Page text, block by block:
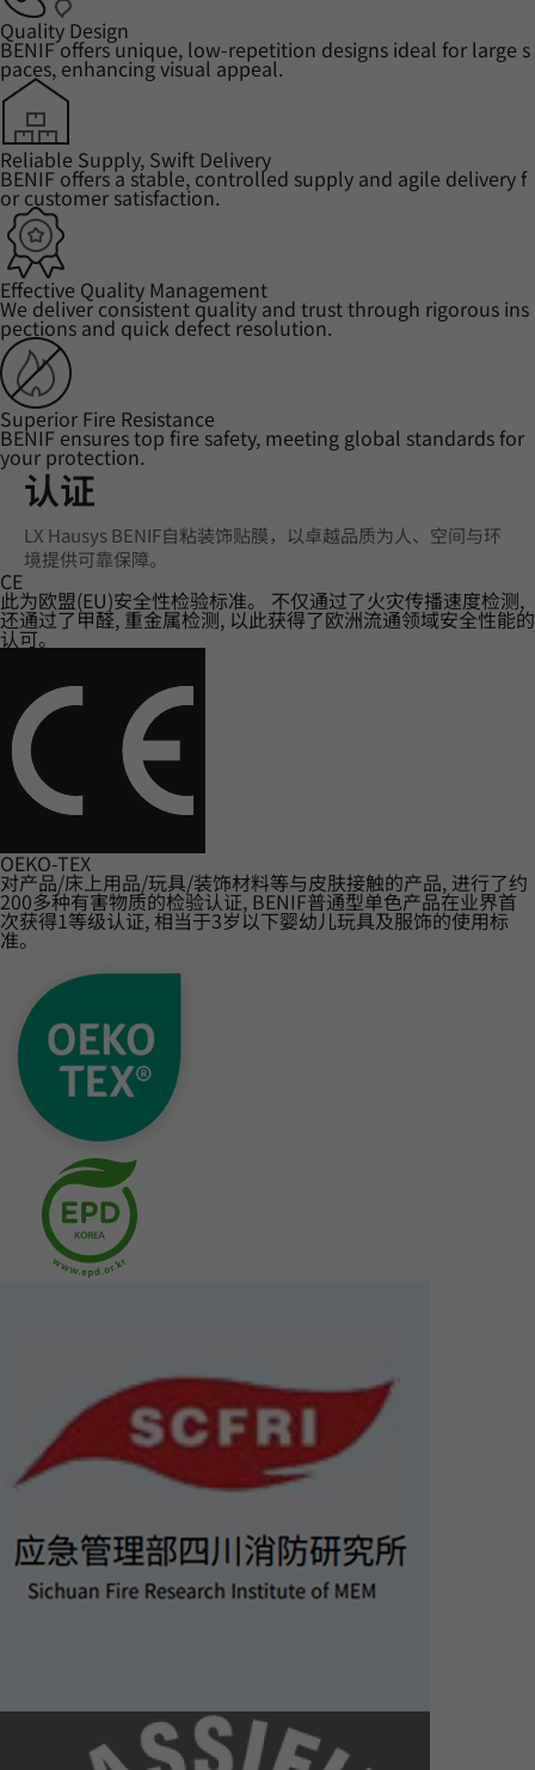
Quality Design
BENIF offers unique, low-repetition designs ideal for large s
paces, enhancing visual appeal.
Reliable Supply, Swift Delivery
BENIF offers a stable, controlled supply and agile delivery f
or customer satisfaction.
Effective Quality Management
We deliver consistent quality and trust through rigorous ins
pections and quick defect resolution.
Superior Fire Resistance
BENIF ensures top fire safety, meeting global standards for
your protection.
认证
LX Hausys BENIF自粘装饰贴膜，以卓越品质为人、空间与环
境提供可靠保障。
CE
此为欧盟(EU)安全性检验标准。 不仅通过了火灾传播速度检测,
还通过了甲醛, 重金属检测, 以此获得了欧洲流通领域安全性能的
认可。
OEKO-TEX
对产品/床上用品/玩具/装饰材料等与皮肤接触的产品, 进行了约
200多种有害物质的检验认证, BENIF普通型单色产品在业界首
次获得1等级认证, 相当于3岁以下婴幼儿玩具及服饰的使用标
准。